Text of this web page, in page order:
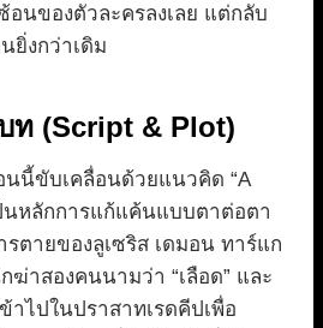
นของตัวละครลงเลย แต่กลับ
ยิ่งกว่าเดิม
ท (Script & Plot)
นนี้ขับเคลื่อนด้วยแนวคิด “A
ป็นหลักการแก้แค้นแบบตาต่อตา
ตายของลูเซริส เดมอน ทาร์แก
ฆ่าสองคนนามว่า “เลือด” และ
าไปในปราสาทเรดคีปเพื่อ